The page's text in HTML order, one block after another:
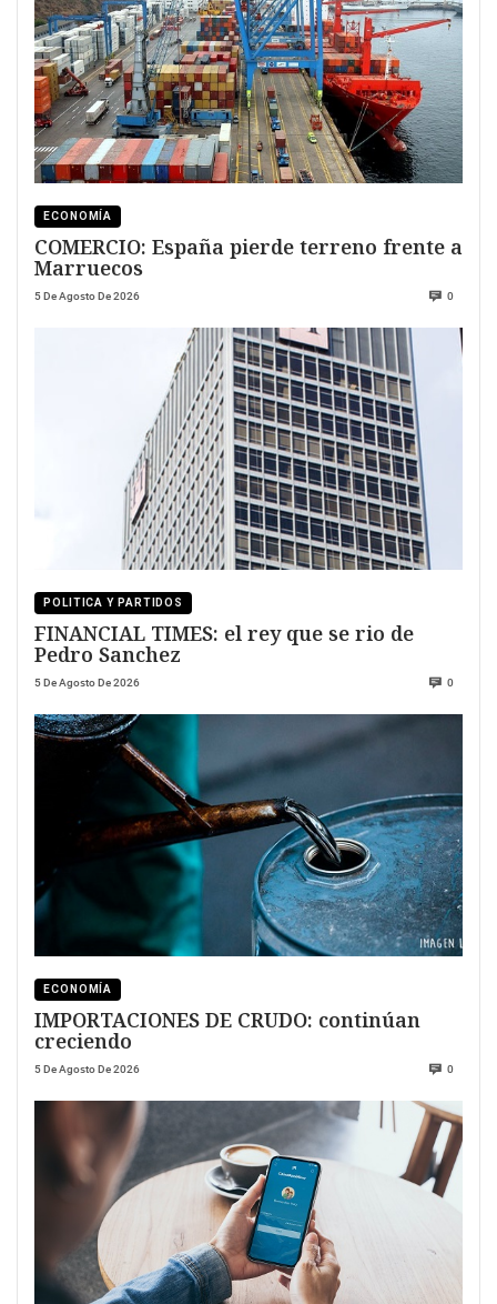
ECONOMÍA
COMERCIO: España pierde terreno frente a
Marruecos
5 De Agosto De 2026 0
POLITICA Y PARTIDOS
FINANCIAL TIMES: el rey que se rio de
Pedro Sanchez
5 De Agosto De 2026 0
ECONOMÍA
IMPORTACIONES DE CRUDO: continúan
creciendo
5 De Agosto De 2026 0